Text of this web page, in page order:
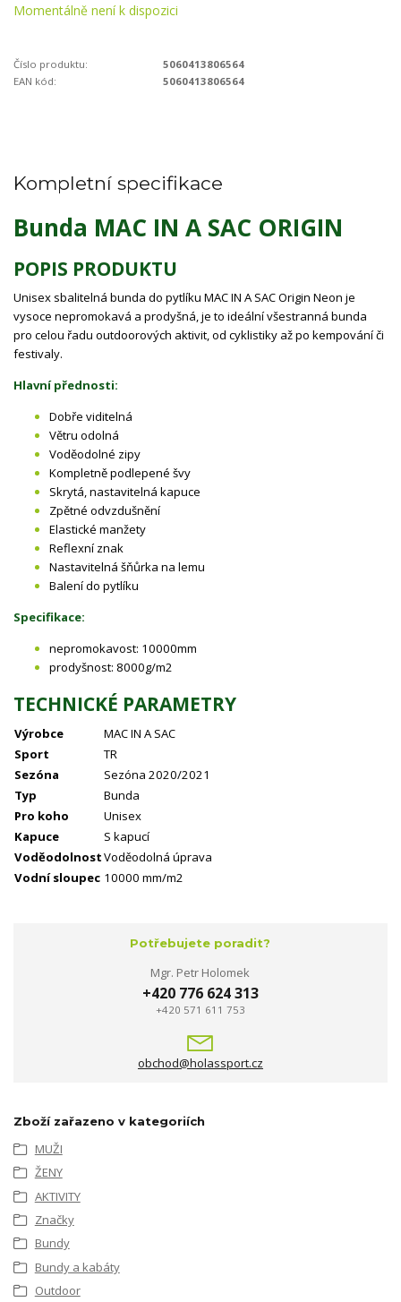
Momentálně není k dispozici
Číslo produktu:
5060413806564
EAN kód:
5060413806564
Kompletní specifikace
Bunda MAC IN A SAC ORIGIN
POPIS PRODUKTU
Unisex sbalitelná bunda do pytlíku MAC IN A SAC Origin Neon je
vysoce nepromokavá a prodyšná, je to ideální všestranná bunda
pro celou řadu outdoorových aktivit, od cyklistiky až po kempování či
festivaly.
Hlavní přednosti:
Dobře viditelná
Větru odolná
Voděodolné zipy
Kompletně podlepené švy
Skrytá, nastavitelná kapuce
Zpětné odvzdušnění
Elastické manžety
Reflexní znak
Nastavitelná šňůrka na lemu
Balení do pytlíku
Specifikace:
nepromokavost: 10000mm
prodyšnost: 8000g/m2
TECHNICKÉ PARAMETRY
Výrobce
MAC IN A SAC
Sport
TR
Sezóna
Sezóna 2020/2021
Typ
Bunda
Pro koho
Unisex
Kapuce
S kapucí
VoděodolnostVoděodolná úprava
Vodní sloupec 10000 mm/m2
Potřebujete poradit?
Mgr. Petr Holomek
+420 776 624 313
+420 571 611 753
obchod@holassport.cz
Zboží zařazeno v kategoriích
MUŽI
ŽENY
AKTIVITY
Značky
Bundy
Bundy a kabáty
Outdoor